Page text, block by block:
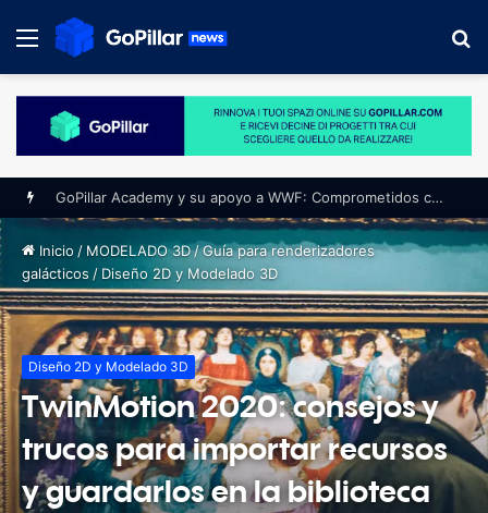
Menú
GoPillar Academy y su apoyo a WWF: Comprometidos con un futuro sostenible y la protección del medio ambiente
Inicio / MODELADO 3D/Guía para renderizadores
galácticos / Diseño 2D y Modelado 3D
Diseño 2D y Modelado 3D
TwinMotion 2020: consejos y
trucos para importar recursos
y guardarlos en la biblioteca